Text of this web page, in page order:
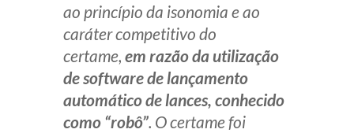
ao princípio da isonomia e ao
caráter competitivo do
certame, em razão da utilização
de software de lançamento
automático de lances, conhecido
como “robô”. O certame foi